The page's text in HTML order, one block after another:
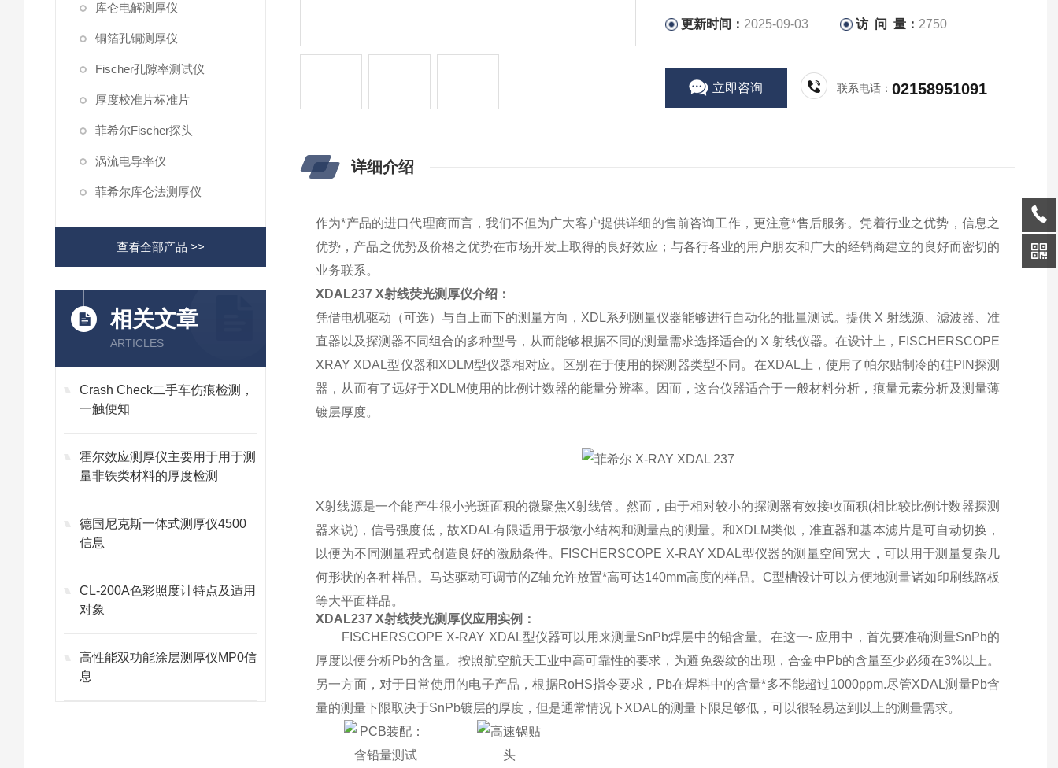
库仑电解测厚仪
铜箔孔铜测厚仪
Fischer孔隙率测试仪
厚度校准片标准片
菲希尔Fischer探头
涡流电导率仪
菲希尔库仑法测厚仪
查看全部产品 >>
相关文章
ARTICLES
Crash Check二手车伤痕检测，
一触便知
霍尔效应测厚仪主要用于用于测
量非铁类材料的厚度检测
德国尼克斯一体式测厚仪4500
信息
CL-200A色彩照度计特点及适用
对象
高性能双功能涂层测厚仪MP0信
息
更新时间： 2025-09-03 访 问 量： 2750
立即咨询 联系电话：02158951091
详细介绍
作为*产品的进口代理商而言，我们不但为广大客户提供详细的售前咨询工作，更注意*售后服务。凭着行业之优势，信息之
优势，产品之优势及价格之优势在市场开发上取得的良好效应；与各行各业的用户朋友和广大的经销商建立的良好而密切的
业务联系。
XDAL237 X射线荧光测厚仪介绍：
凭借电机驱动（可选）与自上而下的测量方向，XDL系列测量仪器能够进行自动化的批量测试。提供 X 射线源、滤波器、准
直器以及探测器不同组合的多种型号，从而能够根据不同的测量需求选择适合的 X 射线仪器。在设计上，FISCHERSCOPE
XRAY XDAL型仪器和XDLM型仪器相对应。区别在于使用的探测器类型不同。在XDAL上，使用了帕尔贴制冷的硅PIN探测
器，从而有了远好于XDLM使用的比例计数器的能量分辨率。因而，这台仪器适合于一般材料分析，痕量元素分析及测量薄
镀层厚度。
X射线源是一个能产生很小光斑面积的微聚焦X射线管。然而，由于相对较小的探测器有效接收面积(相比较比例计数器探测
器来说)，信号强度低，故XDAL有限适用于极微小结构和测量点的测量。和XDLM类似，准直器和基本滤片是可自动切换，
以便为不同测量程式创造良好的激励条件。FISCHERSCOPE X-RAY XDAL型仪器的测量空间宽大，可以用于测量复杂几
何形状的各种样品。马达驱动可调节的Z轴允许放置*高可达140mm高度的样品。C型槽设计可以方便地测量诸如印刷线路板
等大平面样品。
XDAL237 X射线荧光测厚仪应用实例：
FISCHERSCOPE X-RAY XDAL型仪器可以用来测量SnPb焊层中的铅含量。在这一- 应用中，首先要准确测量SnPb的
厚度以便分析Pb的含量。按照航空航天工业中高可靠性的要求，为避免裂纹的出现，合金中Pb的含量至少必须在3%以上。
另一方面，对于日常使用的电子产品，根据RoHS指令要求，Pb在焊料中的含量*多不能超过1000ppm.尽管XDAL测量Pb含
量的测量下限取决于SnPb镀层的厚度，但是通常情况下XDAL的测量下限足够低，可以很轻易达到以上的测量需求。